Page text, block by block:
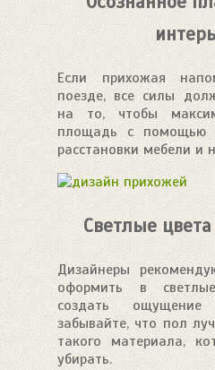
Если прихожая
поезде, все силы
на то, чтобы
площадь с помощью
расстановки мебели и
Светлые
Дизайнеры
оформить в
создать
забывайте, что пол
такого материала,
убирать.